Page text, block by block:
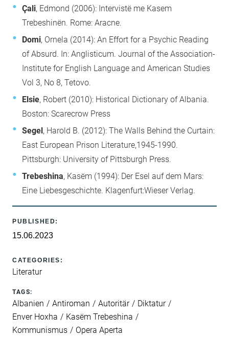
Çali, Edmond (2006): Intervistë me Kasem
Trebeshinën. Rome: Aracne.
Domi, Ornela (2014): An Effort for a Psychic Reading
of Absurd. In: Anglisticum. Journal of the Association-
Institute for English Language and American Studies
Vol 3, No 8, Tetovo.
Elsie, Robert (2010): Historical Dictionary of Albania.
Boston: Scarecrow Press
Segel , Harold B. (2012): The Walls Behind the Curtain:
East European Prison Literature,1945-1990.
Pittsburgh: University of Pittsburgh Press.
Trebeshina, Kasëm (1994): Der Esel auf dem Mars:
Eine Liebesgeschichte. Klagenfurt:Wieser Verlag.
PUBLISHED:
15.06.2023
CATEGORIES:
Literatur
TAGS:
Albanien Antiroman Autoritär
Diktatur
Enver Hoxha
Kasëm Trebeshina
Kommunismus
Opera Aperta